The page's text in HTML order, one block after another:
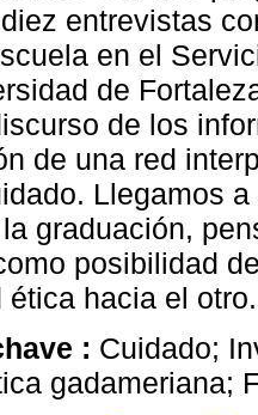
entrevistas
en el
de
de los
de una red
Llegamos
graduación,
posibilidad
ética hacia el otro.
: Cuidado;
gadameriana;